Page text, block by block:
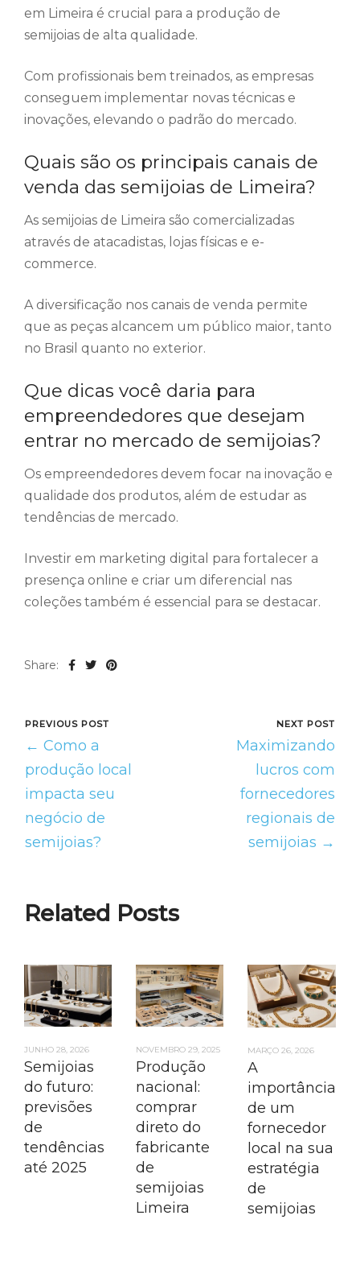
em Limeira é crucial para a produção de
semijoias de alta qualidade.
Com profissionais bem treinados, as empresas
conseguem implementar novas técnicas e
inovações, elevando o padrão do mercado.
Quais são os principais canais de
venda das semijoias de Limeira?
As semijoias de Limeira são comercializadas
através de atacadistas, lojas físicas e e-
commerce.
A diversificação nos canais de venda permite
que as peças alcancem um público maior, tanto
no Brasil quanto no exterior.
Que dicas você daria para
empreendedores que desejam
entrar no mercado de semijoias?
Os empreendedores devem focar na inovação e
qualidade dos produtos, além de estudar as
tendências de mercado.
Investir em marketing digital para fortalecer a
presença online e criar um diferencial nas
coleções também é essencial para se destacar.
Share:
PREVIOUS POST
← Como a
produção local
impacta seu
negócio de
semijoias?
NEXT POST
Maximizando
lucros com
fornecedores
regionais de
semijoias →
Related Posts
JUNHO 28, 2026
Semijoias
do futuro:
previsões
de
tendências
até 2025
NOVEMBRO 29, 2025
Produção
nacional:
comprar
direto do
fabricante
de
semijoias
Limeira
MARÇO 26, 2026
A
importância
de um
fornecedor
local na sua
estratégia
de
semijoias